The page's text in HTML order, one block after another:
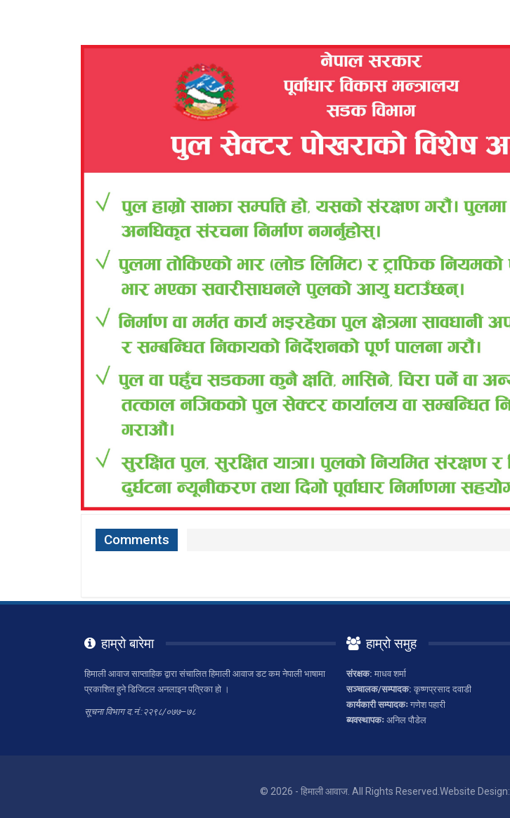
Comments
हाम्रो बारेमा
हिमाली आवाज साप्ताहिक द्वारा संचालित हिमाली आवाज डट कम नेपाली भाषामा
प्रकाशित हुने डिजिटल अनलाइन पत्रिका हो ।
सूचना विभाग द.नं.:२२९८/०७७–७८
हाम्रो समुह
संरक्षक: माधव शर्मा
सञ्चालक/सम्पादक: कृष्णप्रसाद दवाडी
कार्यकारी सम्पादकःगणेश पहारी
ब्यवस्थापकःअनिल पौडेल
© 2026 - हिमाली आवाज. All Rights Reserved. Website Design: